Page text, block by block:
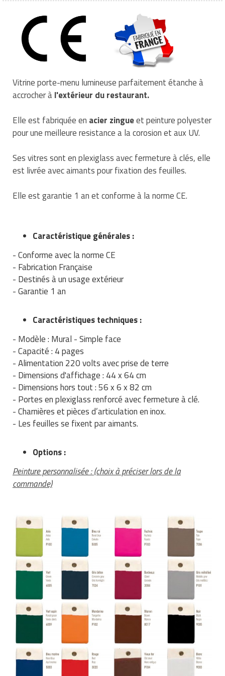
Ustensile cuisine professionnel
Vêtements personnalisés
Vitrines pour magasin
Traitement des eaux
Trancheuse professionnelle
Transformateur électrique
Tubes et profilés
Tuyau flexible
Tuyau renforcé
Ventilateurs et aération d'atelier
Tapis de bureau
Tapis et caillebotis
Traitement des surfaces
Traitement du linge
Equipements de karting
Equipements pour patinage
Equipements pour roller
Equipements pour skateboard
Equipements pour stade et terrain
sportif
Jeu gymnique
Matériel de musculation
Vêtement sportif
Piano de cuisson
Plats et plateaux
Pompes à sauce
Présentoir pour restaurant
Réfrigérateur professionnel
Restauration foraine
Rôtisserie professionnelle
Sautause professionnelle
Table de cuisson professionnelle
Ustensile de cuisine
Vaisselle restaurant
Vitrines réfrigérées
Vitrine porte-menu lumineuse parfaitement étanche à
accrocher àl'extérieur du restaurant.
Elle est fabriquée en acier zingueet peinture polyester
pour une meilleure resistance a la corosion et aux UV.
Ses vitres sont en plexiglass avec fermeture à clés, elle
est livrée avec aimants pour fixation des feuilles.
Elle est garantie 1 an et conforme à lanorme CE.
Caractéristique générales :
- Conforme avec la norme CE
- Fabrication Française
- Destinés à un usage extérieur
- Garantie 1 an
Caractéristiques techniques :
- Modèle : Mural - Simple face
- Capacité : 4 pages
- Alimentation 220 volts avec prise de terre
- Dimensions d'affichage : 44 x 64 cm
- Dimensions hors tout : 56 x 6 x 82 cm
- Portes en plexiglass renforcé avec fermeture à clé.
- Charnières et pièces d’articulation en inox.
- Les feuilles se fixent par aimants.
Options :
Peinture personnalisée : (choix à préciser lors de la
commande)